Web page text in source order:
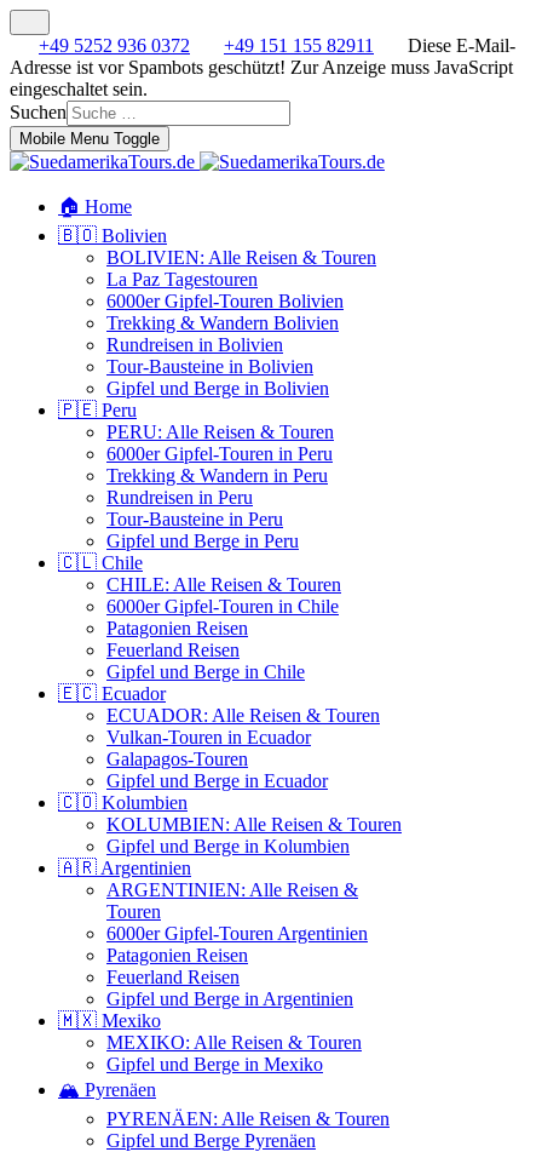
+49 5252 936 0372 +49 151 155 82911
Diese E-Mail-
Adresse ist vor Spambots geschützt! Zur Anzeige muss JavaScript
eingeschaltet sein.
Suchen
Mobile Menu Toggle
🏠 Home
🇧🇴 Bolivien
BOLIVIEN: Alle Reisen & Touren
La Paz Tagestouren
6000er Gipfel-Touren Bolivien
Trekking & Wandern Bolivien
Rundreisen in Bolivien
Tour-Bausteine in Bolivien
Gipfel und Berge in Bolivien
🇵🇪 Peru
PERU: Alle Reisen & Touren
6000er Gipfel-Touren in Peru
Trekking & Wandern in Peru
Rundreisen in Peru
Tour-Bausteine in Peru
Gipfel und Berge in Peru
🇨🇱 Chile
CHILE: Alle Reisen & Touren
6000er Gipfel-Touren in Chile
Patagonien Reisen
Feuerland Reisen
Gipfel und Berge in Chile
🇪🇨 Ecuador
ECUADOR: Alle Reisen & Touren
Vulkan-Touren in Ecuador
Galapagos-Touren
Gipfel und Berge in Ecuador
🇨🇴 Kolumbien
KOLUMBIEN: Alle Reisen & Touren
Gipfel und Berge in Kolumbien
🇦🇷 Argentinien
ARGENTINIEN: Alle Reisen &
Touren
6000er Gipfel-Touren Argentinien
Patagonien Reisen
Feuerland Reisen
Gipfel und Berge in Argentinien
🇲🇽 Mexiko
MEXIKO: Alle Reisen & Touren
Gipfel und Berge in Mexiko
🏔️ Pyrenäen
PYRENÄEN: Alle Reisen & Touren
Gipfel und Berge Pyrenäen